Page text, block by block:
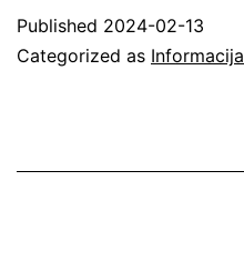
Published 2024-02-13
Categorized as Informacija